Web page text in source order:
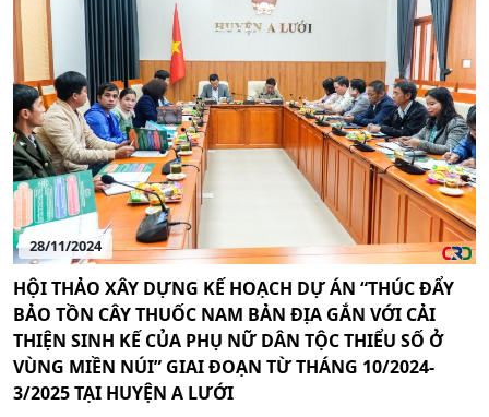
28/11/2024
HỘI THẢO XÂY DỰNG KẾ HOẠCH DỰ ÁN “THÚC ĐẨY
BẢO TỒN CÂY THUỐC NAM BẢN ĐỊA GẮN VỚI CẢI
THIỆN SINH KẾ CỦA PHỤ NỮ DÂN TỘC THIỂU SỐ Ở
VÙNG MIỀN NÚI” GIAI ĐOẠN TỪ THÁNG 10/2024-
3/2025 TẠI HUYỆN A LƯỚI